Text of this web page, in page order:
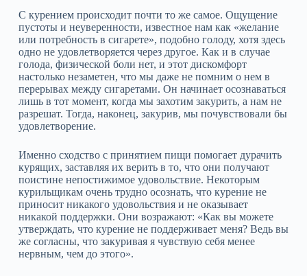
С курением происходит почти то же самое. Ощущение
пустоты и неуверенности, известное нам как «желание
или потребность в сигарете», подобно голоду, хотя здесь
одно не удовлетворяется через другое. Как и в случае
голода, физической боли нет, и этот дискомфорт
настолько незаметен, что мы даже не помним о нем в
перерывах между сигаретами. Он начинает осознаваться
лишь в тот момент, когда мы захотим закурить, а нам не
разрешат. Тогда, наконец, закурив, мы почувствовали бы
удовлетворение.
Именно сходство с принятием пищи помогает дурачить
курящих, заставляя их верить в то, что они получают
поистине непостижимое удовольствие. Некоторым
курильщикам очень трудно осознать, что курение не
приносит никакого удовольствия и не оказывает
никакой поддержки. Они возражают: «Как вы можете
утверждать, что курение не поддерживает меня? Ведь вы
же согласны, что закуривая я чувствую себя менее
нервным, чем до этого».